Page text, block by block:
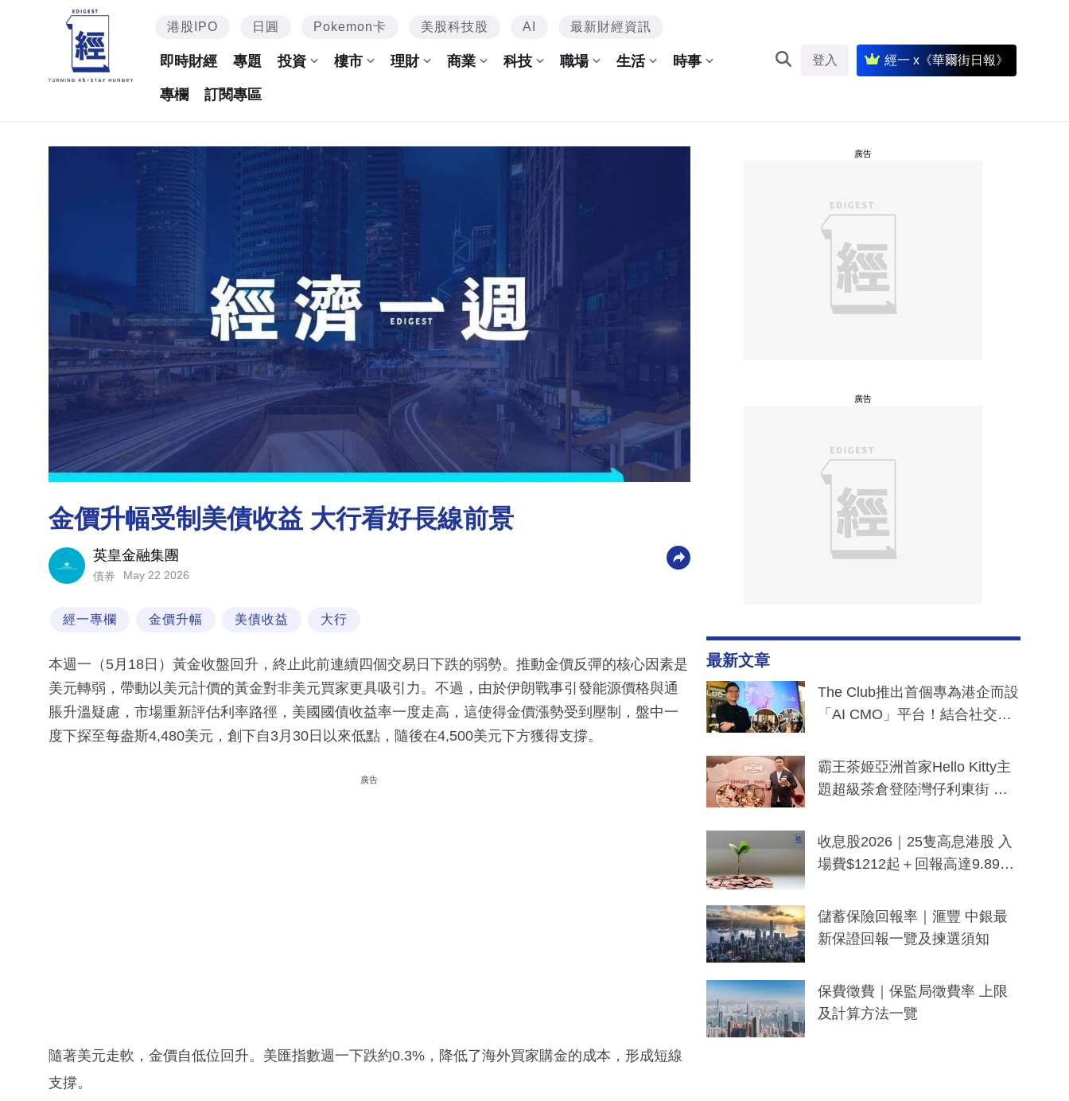
港股IPO 日圓 Pokemon卡 美股科技股 AI 最新財經資訊
即時財經 專題 投資 樓市 理財 商業 科技 職場 生活 時事
專欄 訂閱專區
登入 經一 x《華爾街日報》
金價升幅受制美債收益 大行看好長線前景
英皇金融集團
債券 May 22 2026
經一專欄 金價升幅 美債收益 大行
本週一（5月18日）黃金收盤回升，終止此前連續四個交易日下跌的弱勢。推動金價反彈的核心因素是
美元轉弱，帶動以美元計價的黃金對非美元買家更具吸引力。不過，由於伊朗戰事引發能源價格與通
脹升溫疑慮，市場重新評估利率路徑，美國國債收益率一度走高，這使得金價漲勢受到壓制，盤中一
度下探至每盎斯4,480美元，創下自3月30日以來低點，隨後在4,500美元下方獲得支撐。
廣告
隨著美元走軟，金價自低位回升。美匯指數週一下跌約0.3%，降低了海外買家購金的成本，形成短線
支撐。
廣告
廣告
最新文章
The Club推出首個專為港企而設
「AI CMO」平台！結合社交聆
分鐘生成「貼地」宣傳短片
霸王茶姬亞洲首家Hello Kitty主
題超級茶倉登陸灣仔利東街 推
y及香港限定特調系列
收息股2026｜25隻高息港股 入
場費$1212起＋回報高達9.89
儲蓄保險回報率｜滙豐 中銀最
新保證回報一覽及揀選須知
保費徵費｜保監局徵費率 上限
及計算方法一覽